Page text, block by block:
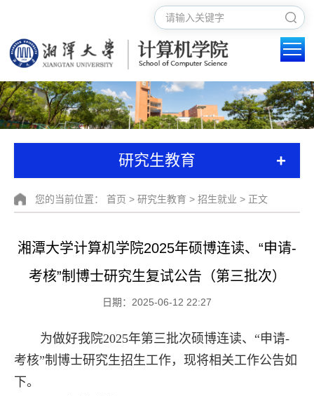
研究生教育 +
您的当前位置： 首页 > 研究生教育 > 招生就业 > 正文
湘潭大学计算机学院2025年硕博连读、“申请-
考核”制博士研究生复试公告（第三批次）
日期：2025-06-12 22:27
为做好我院2025年第三批次硕博连读、“申请-
考核”制博士研究生招生工作，现将相关工作公告如
下。